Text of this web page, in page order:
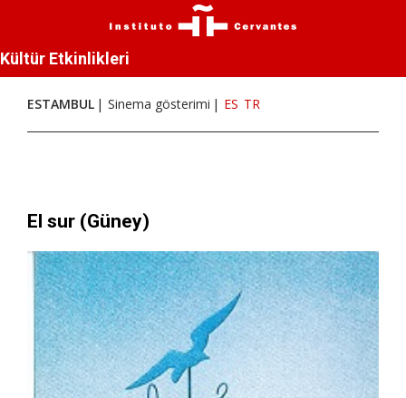
Kültür Etkinlikleri
ESTAMBUL Sinema gösterimi ES TR
El sur (Güney)